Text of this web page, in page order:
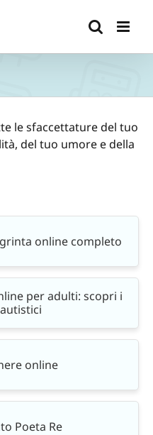
le sfaccettature del tuo
del tuo umore e della
online completo
per adulti: scopri i
online
Poeta Re